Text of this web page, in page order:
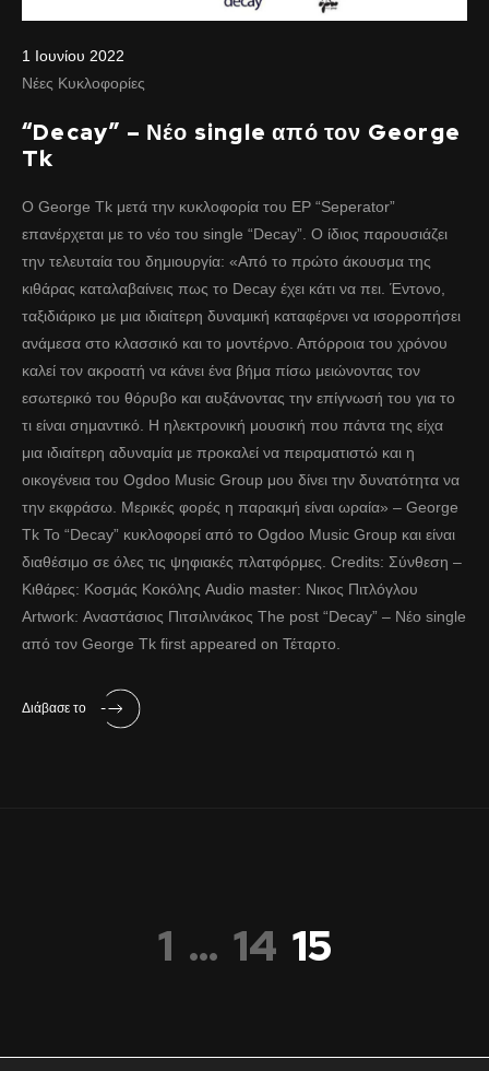
1 Ιουνίου 2022
Νέες Κυκλοφορίες
“Decay” – Νέο single από τον George
Tk
Ο George Tk μετά την κυκλοφορία του EP “Seperator”
επανέρχεται με το νέο του single “Decay”. Ο ίδιος παρουσιάζει
την τελευταία του δημιουργία: «Από το πρώτο άκουσμα της
κιθάρας καταλαβαίνεις πως το Decay έχει κάτι να πει. Έντονο,
ταξιδιάρικο με μια ιδιαίτερη δυναμική καταφέρνει να ισορροπήσει
ανάμεσα στο κλασσικό και το μοντέρνο. Απόρροια του χρόνου
καλεί τον ακροατή να κάνει ένα βήμα πίσω μειώνοντας τον
εσωτερικό του θόρυβο και αυξάνοντας την επίγνωσή του για το
τι είναι σημαντικό. Η ηλεκτρονική μουσική που πάντα της είχα
μια ιδιαίτερη αδυναμία με προκαλεί να πειραματιστώ και η
οικογένεια του Ogdoo Music Group μου δίνει την δυνατότητα να
την εκφράσω. Μερικές φορές η παρακμή είναι ωραία» – George
Tk Το “Decay” κυκλοφορεί από το Ogdoo Music Group και είναι
διαθέσιμο σε όλες τις ψηφιακές πλατφόρμες. Credits: Σύνθεση –
Κιθάρες: Κοσμάς Κοκόλης Audio master: Νικος Πιτλόγλου
Artwork: Αναστάσιος Πιτσιλινάκος The post “Decay” – Νέο single
από τον George Tk first appeared on Τέταρτο.
Διάβασε το
1 … 14 15